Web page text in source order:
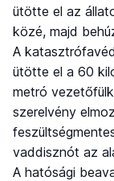
ütötte el az
közé, majd
A
ütötte el a 60
metró
szerelvény
vaddisznót az
A hatósági